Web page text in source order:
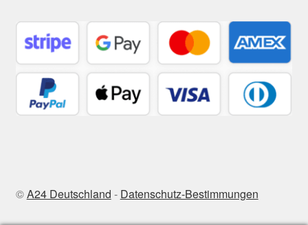
©A24 Deutschland - Datenschutz-Bestimmungen